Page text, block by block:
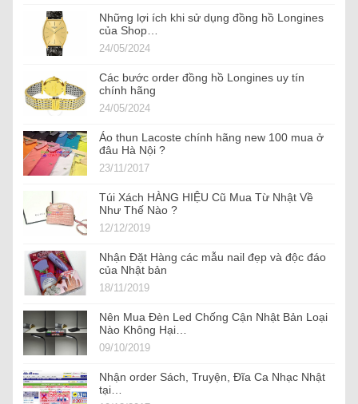
Những lợi ích khi sử dụng đồng hồ Longines
của Shop…
24/05/2024
Các bước order đồng hồ Longines uy tín
chính hãng
24/05/2024
Áo thun Lacoste chính hãng new 100 mua ở
đâu Hà Nội ?
23/11/2017
Túi Xách HÀNG HIỆU Cũ Mua Từ Nhật Về
Như Thế Nào ?
12/12/2019
Nhận Đặt Hàng các mẫu nail đẹp và độc đáo
của Nhật bản
18/11/2019
Nên Mua Đèn Led Chống Cận Nhật Bản Loại
Nào Không Hại…
09/10/2019
Nhận order Sách, Truyện, Đĩa Ca Nhạc Nhật
tại…